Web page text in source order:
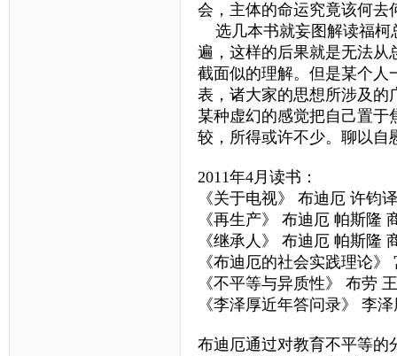
会，主体的命运究竟该何去
选几本书就妄图解读福柯
遍，这样的后果就是无法从
截面似的理解。但是某个人
表，诸大家的思想所涉及的
某种虚幻的感觉把自己置于
较，所得或许不少。聊以自
2011年4月读书：
《关于电视》 布迪厄 许钧
《再生产》 布迪厄 帕斯隆
《继承人》 布迪厄 帕斯隆
《布迪厄的社会实践理论
《不平等与异质性》 布劳
《李泽厚近年答问录》 李
布迪厄通过对教育不平等的